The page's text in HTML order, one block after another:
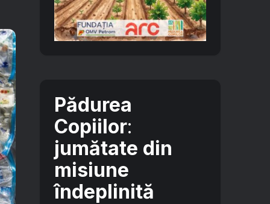
Pădurea
Copiilor:
jumătate din
misiune
îndeplinită